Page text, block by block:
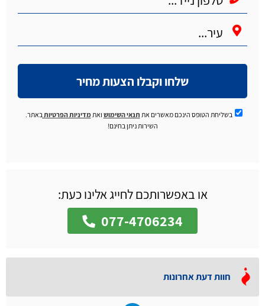
שלחו וקבלו הצעות מחיר
בשליחת הטופס הינכם מאשרים את תנאי השימוש ואתמדיניות הפרטיותבאתר.
השירות ניתן בחינם!
או באפשרותכם לחייג אלינו כעת:
077-4706234
חוות דעת אחרונות